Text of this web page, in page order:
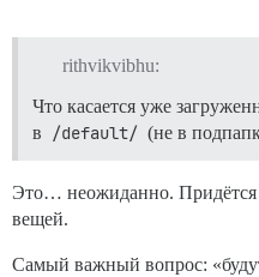
rithvikvibhu:
Что касается уже
в
/default/ (не в
Это… неожиданно. Придётся
вещей.
Самый важный вопрос: